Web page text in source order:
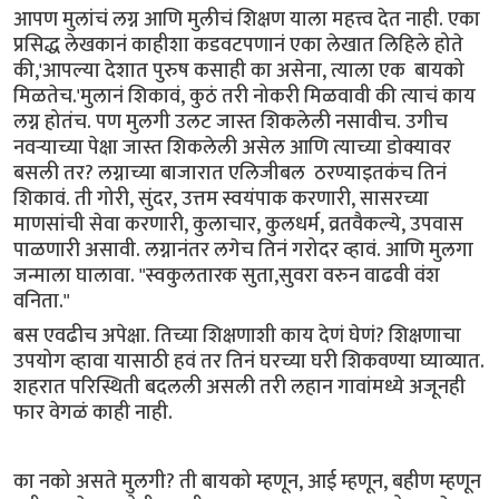
आपण मुलांचं लग्न आणि मुलीचं शिक्षण याला महत्त्व देत नाही. एका
प्रसिद्ध लेखकानं काहीशा कडवटपणानं एका लेखात लिहिले होते
की,'आपल्या देशात पुरुष कसाही का असेना, त्याला एक बायको
मिळतेच.'मुलानं शिकावं, कुठं तरी नोकरी मिळवावी की त्याचं काय
लग्न होतंच. पण मुलगी उलट जास्त शिकलेली नसावीच. उगीच
नवऱ्याच्या पेक्षा जास्त शिकलेली असेल आणि त्याच्या डोक्यावर
बसली तर? लग्नाच्या बाजारात एलिजीबल ठरण्याइतकंच तिनं
शिकावं. ती गोरी, सुंदर, उत्तम स्वयंपाक करणारी, सासरच्या
माणसांची सेवा करणारी, कुलाचार, कुलधर्म, व्रतवैकल्ये, उपवास
पाळणारी असावी. लग्नानंतर लगेच तिनं गरोदर व्हावं. आणि मुलगा
जन्माला घालावा. "स्वकुलतारक सुता,सुवरा वरुन वाढवी वंश
वनिता."
बस एवढीच अपेक्षा. तिच्या शिक्षणाशी काय देणं घेणं? शिक्षणाचा
उपयोग व्हावा यासाठी हवं तर तिनं घरच्या घरी शिकवण्या घ्याव्यात.
शहरात परिस्थिती बदलली असली तरी लहान गावांमध्ये अजूनही
फार वेगळं काही नाही.
का नको असते मुलगी? ती बायको म्हणून, आई म्हणून, बहीण म्हणून